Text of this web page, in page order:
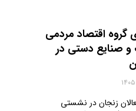
گروه اقتصاد مردمی
و صنایع دستی در
زنجان در نشستی